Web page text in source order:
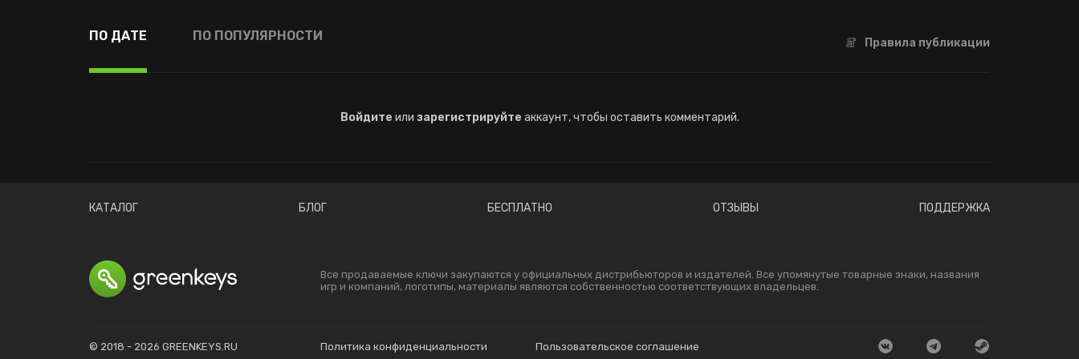
ПО ДАТЕ ПО ПОПУЛЯРНОСТИ Правила публикации
Войдите или зарегистрируйте аккаунт, чтобы оставить комментарий.
КАТАЛОГ БЛОГ БЕСПЛАТНО ОТЗЫВЫ ПОДДЕРЖКА
Все продаваемые ключи закупаются у официальных дистрибьюторов и издателей. Все упомянутые товарные знаки, названия
игр и компаний, логотипы, материалы являются собственностью соответствующих владельцев.
© 2018 - 2026 GREENKEYS.RU Политика конфиденциальности Пользовательское соглашение